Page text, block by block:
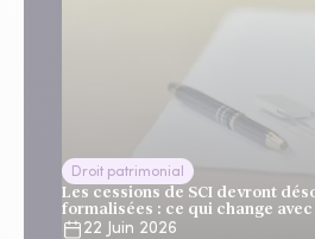
Droit patrimonial
Les cessions de SCI devront
formalisées : ce qui change
22 Juin 2026